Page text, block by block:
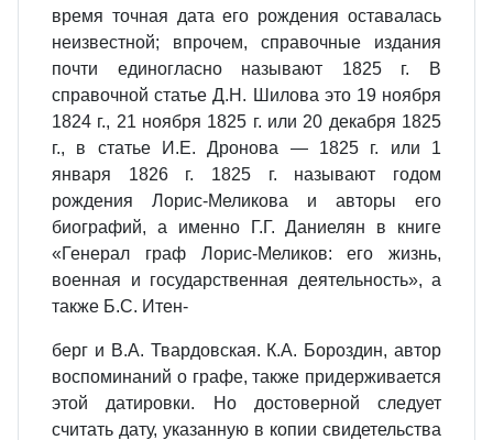
время точная дата его рождения оставалась
неизвестной; впрочем, справочные издания
почти единогласно называют 1825 г. В
справочной статье Д.Н. Шилова это 19 ноября
1824 г., 21 ноября 1825 г. или 20 декабря 1825
г., в статье И.Е. Дронова — 1825 г. или 1
января 1826 г. 1825 г. называют годом
рождения Лорис-Меликова и авторы его
биографий, а именно Г.Г. Даниелян в книге
«Генерал граф Лорис-Меликов: его жизнь,
военная и государственная деятельность», а
также Б.С. Итен-
берг и В.А. Твардовская. К.А. Бороздин, автор
воспоминаний о графе, также придерживается
этой датировки. Но достоверной следует
считать дату, указанную в копии свидетельства